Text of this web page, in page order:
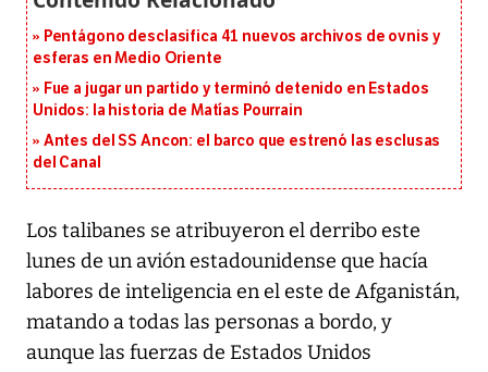
Pentágono desclasifica 41 nuevos archivos de ovnis y
esferas en Medio Oriente
Fue a jugar un partido y terminó detenido en Estados
Unidos: la historia de Matías Pourrain
Antes del SS Ancon: el barco que estrenó las esclusas
del Canal
Los talibanes se atribuyeron el derribo este
lunes de un avión estadounidense que hacía
labores de inteligencia en el este de Afganistán,
matando a todas las personas a bordo, y
aunque las fuerzas de Estados Unidos